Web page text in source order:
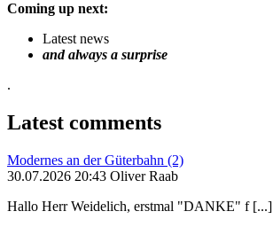
Coming up next:
Latest news
and always a surprise
.
Latest comments
Modernes an der Güterbahn (2)
30.07.2026 20:43 Oliver Raab
Hallo Herr Weidelich, erstmal "DANKE" f [...]